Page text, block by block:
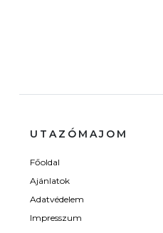
UTAZÓMAJOM
Főoldal
Ajánlatok
Adatvédelem
Impresszum